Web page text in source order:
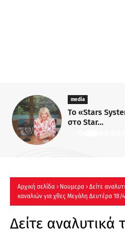
media
Το «Stars System» γίνεται
στο Star...
Αρχική σελίδα Νουμερα
Δείτε
καναλιών για χθες Μεγάλη Δευτέρα 18/
Δείτε αναλυτικά